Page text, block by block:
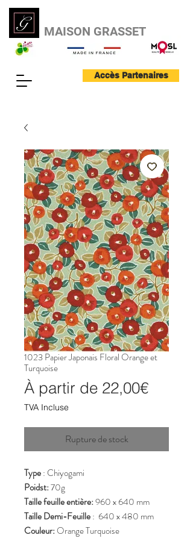
MAISON GRASSET
Accès Partenaires
1023 Papier Japonais Floral Orange et
Turquoise
À partir de 22,00€Prix
TVA Incluse
Rupture de stock
Type: Chiyogami
Poidst:70g
Taille feuille entière:960 x 640 mm
Taille Demi-Feuille: 640 x 480 mm
Couleur:Orange Turquoise